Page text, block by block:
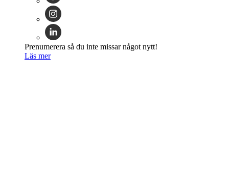
Prenumerera så du inte missar något nytt!
Läs mer